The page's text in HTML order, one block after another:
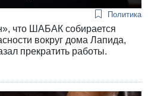
Политика
что ШАБАК собирается
вокруг дома Лапида,
прекратить работы.